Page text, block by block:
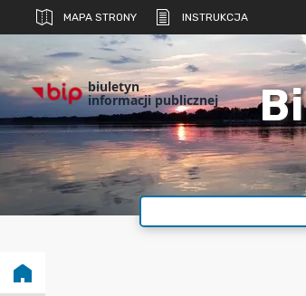
MAPA STRONY INSTRUKCJA
biuletyn
informacji publicznej